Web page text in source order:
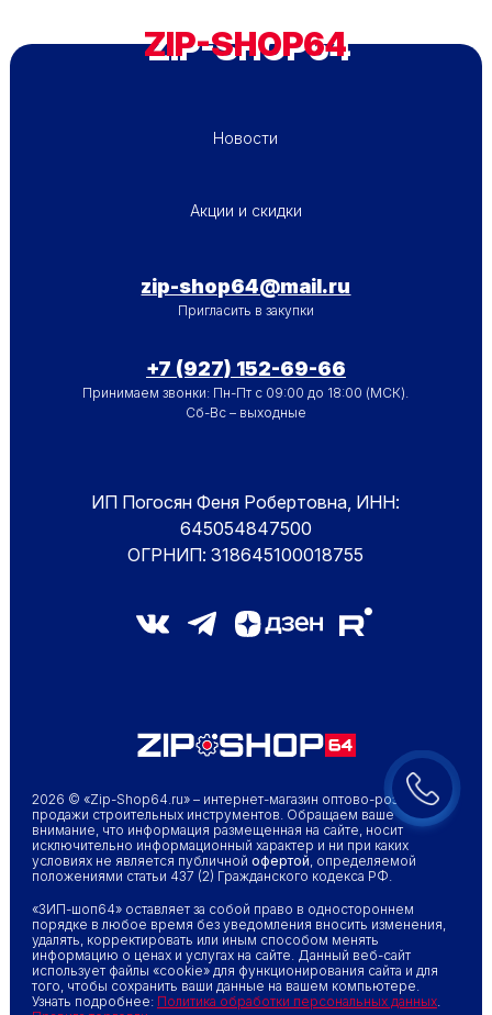
ZIP-SHOP64
Новости
ПОДВАЛ - МЕНЮ 2Акции и скидки
zip-shop64@mail.ru
Пригласить в закупки
+7 (927) 152-69-66
Принимаем звонки: Пн-Пт с 09:00 до 18:00 (МСК).
Сб-Вс – выходные
ИП Погосян Феня Робертовна, ИНН:
645054847500
ОГРНИП: 318645100018755
2026 © «Zip-Shop64.ru» – интернет-магазин оптово-розничной
продажи строительных инструментов. Обращаем ваше
внимание, что информация размещенная на сайте, носит
исключительно информационный характер и ни при каких
условиях не является публичной офертой , определяемой
положениями статьи 437 (2) Гражданского кодекса РФ.
«ЗИП-шоп64» оставляет за собой право в одностороннем
порядке в любое время без уведомления вносить изменения,
удалять, корректировать или иным способом менять
информацию о ценах и услугах на сайте. Данный веб-сайт
использует файлы «cookie» для функционирования сайта и для
того, чтобы сохранить ваши данные на вашем компьютере.
Узнать подробнее: Политика обработки персональных данных.